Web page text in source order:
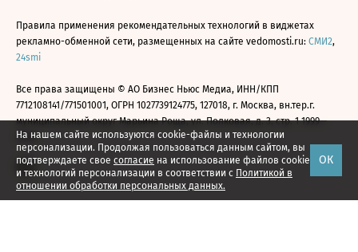
На нашем сайте используются cookie-файлы и технологии
персонализации. Продолжая пользоваться данным сайтом, вы
подтверждаете свое согласие на использование файлов cookie
и технологий персонализации в соответствии с Политикой в
отношении обработки персональных данных.
ОК
Правила применения рекомендательных технологий в виджетах
рекламно-обменной сети, размещенных на сайте vedomosti.ru: СМИ2,
24smi
Все права защищены © АО Бизнес Ньюс Медиа, ИНН/КПП
7712108141/771501001, ОГРН 1027739124775, 127018, г. Москва, вн.тер.г.
муниципальный округ Марьина Роща, ул. Полковая, д. 3, стр. 1 1999—
2026